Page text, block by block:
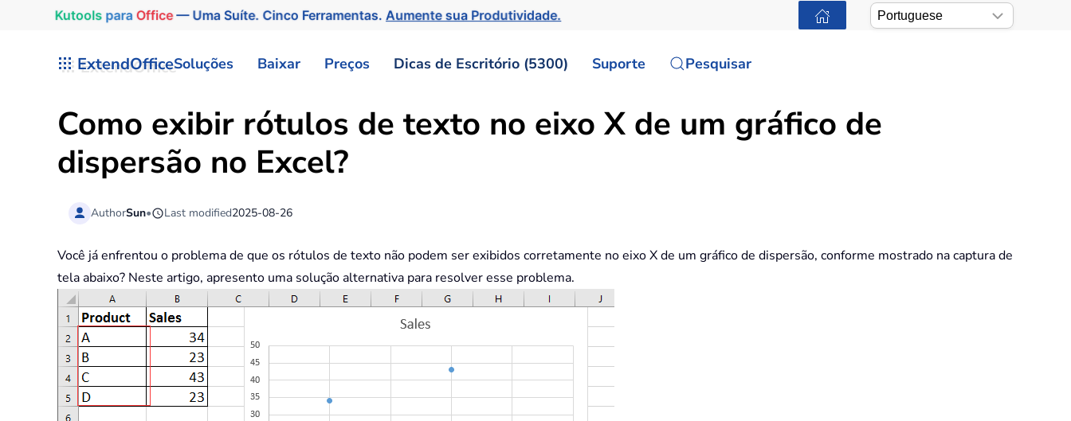
Kutools para Office— Uma Suíte. Cinco Ferramentas.Aumente sua Produtividade.
ExtendOfficeSoluções Baixar Preços Dicas de Escritório (5300) Suporte Pesquisar
Como exibir rótulos de texto no eixo X de um gráfico de
dispersão no Excel?
AuthorSun• Last modified2025-08-26
Você já enfrentou o problema de que os rótulos de texto não podem ser exibidos corretamente no eixo X de um gráfico de dispersão, conforme mostrado na captura de
tela abaixo? Neste artigo, apresento uma solução alternativa para resolver esse problema.